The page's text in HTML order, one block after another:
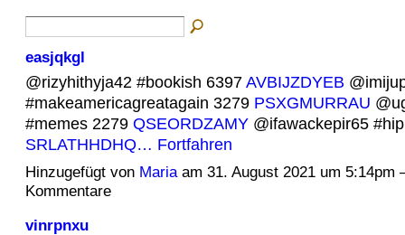
easjqkgl
@rizyhithyja42 #bookish 6397AVBIJZDYEB
#makeamericagreatagain 3279 PSXGMURRAU
#memes 2279 QSEORDZAMY@ifawackepir65
SRLATHHDHQ… Fortfahren
Hinzugefügt von Mariaam 31. August 2021 um 5:14pm
Kommentare
vinrpnxu